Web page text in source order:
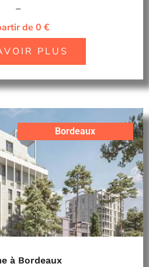
–
de 0 €
PLUS
Bordeaux
à Bordeaux